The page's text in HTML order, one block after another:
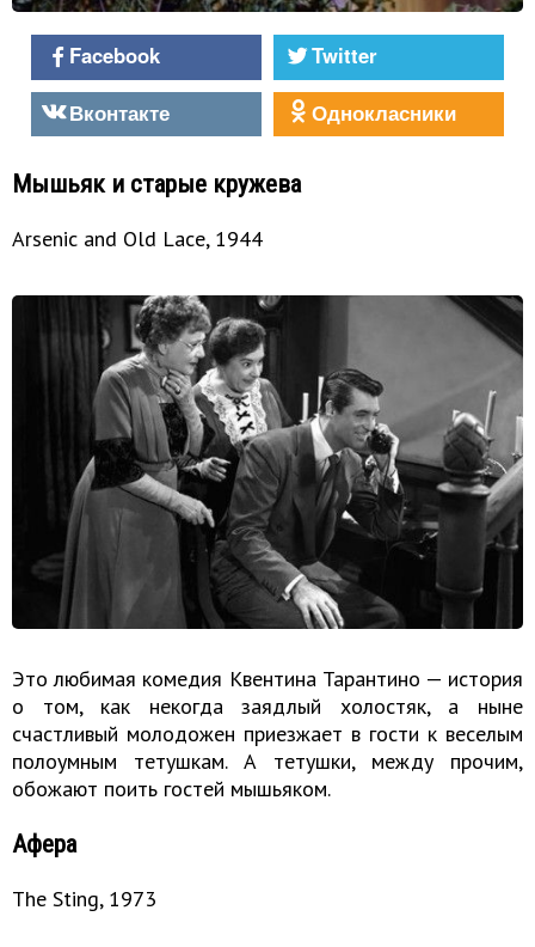
Facebook
Twitter
Вконтакте
Однокласники
Мышьяк и старые кружева
Arsenic and Old Lace, 1944
Это любимая комедия Квентина Тарантино — история
о том, как некогда заядлый холостяк, а ныне
счастливый молодожен приезжает в гости к веселым
полоумным тетушкам. А тетушки, между прочим,
обожают поить гостей мышьяком.
Афера
The Sting, 1973